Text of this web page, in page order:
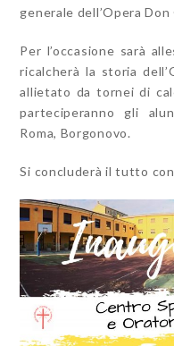
generale dell’Opera
Per l’occasione sarà
ricalcherà la storia
allietato da tornei di
parteciperanno gli
Roma, Borgonovo.
Si concluderà il tutto